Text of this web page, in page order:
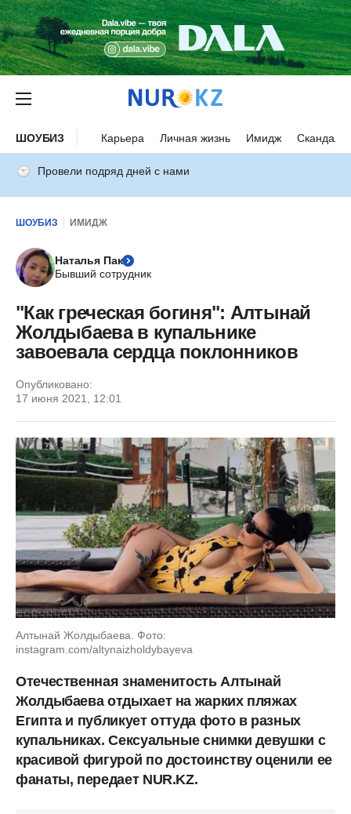
ШОУБИЗ Карьера Личная жизнь Имидж Скандалы
Провели подряд дней с нами
ШОУБИЗ ИМИДЖ
Наталья Пак
Бывший сотрудник
"Как греческая богиня": Алтынай
Жолдыбаева в купальнике
завоевала сердца поклонников
Опубликовано:
17 июня 2021, 12:01
Алтынай Жолдыбаева. Фото:
instagram.com/altynaizholdybayeva
Отечественная знаменитость Алтынай
Жолдыбаева отдыхает на жарких пляжах
Египта и публикует оттуда фото в разных
купальниках. Сексуальные снимки девушки с
красивой фигурой по достоинству оценили ее
фанаты, передает NUR.KZ.